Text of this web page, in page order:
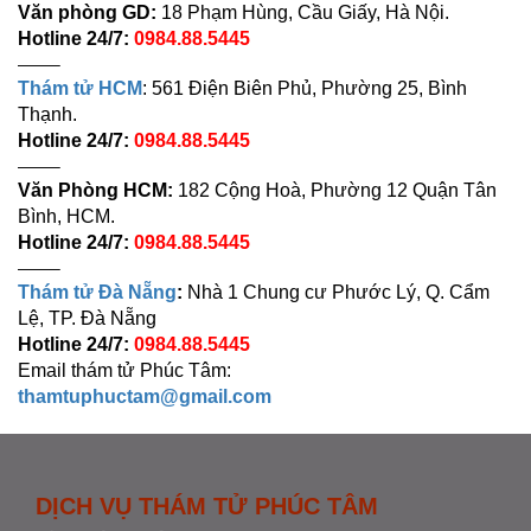
Văn phòng GD: 18 Phạm Hùng, Cầu Giấy, Hà Nội.
Hotline 24/7: 0984.88.5445
——–
Thám tử HCM: 561 Điện Biên Phủ, Phường 25, Bình
Thạnh.
Hotline 24/7: 0984.88.5445
——–
Văn Phòng HCM: 182 Cộng Hoà, Phường 12 Quận Tân
Bình, HCM.
Hotline 24/7: 0984.88.5445
——–
Thám tử Đà Nẵng: Nhà 1 Chung cư Phước Lý, Q. Cẩm
Lệ, TP. Đà Nẵng
Hotline 24/7: 0984.88.5445
Email thám tử Phúc Tâm:
thamtuphuctam@gmail.com
DỊCH VỤ THÁM TỬ PHÚC TÂM